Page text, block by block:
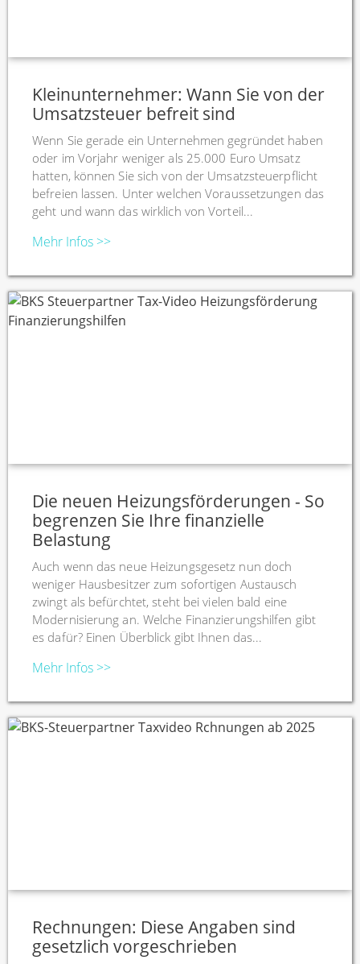
Kleinunternehmer: Wann Sie von der
Umsatzsteuer befreit sind
Wenn Sie gerade ein Unternehmen gegründet haben
oder im Vorjahr weniger als 25.000 Euro Umsatz
hatten, können Sie sich von der Umsatzsteuerpflicht
befreien lassen. Unter welchen Voraussetzungen das
geht und wann das wirklich von Vorteil...
Mehr Infos >>
Die neuen Heizungsförderungen - So
begrenzen Sie Ihre finanzielle
Belastung
Auch wenn das neue Heizungsgesetz nun doch
weniger Hausbesitzer zum sofortigen Austausch
zwingt als befürchtet, steht bei vielen bald eine
Modernisierung an. Welche Finanzierungshilfen gibt
es dafür? Einen Überblick gibt Ihnen das...
Mehr Infos >>
Rechnungen: Diese Angaben sind
gesetzlich vorgeschrieben